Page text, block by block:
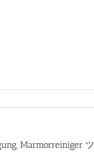
Marmorreiniger ツ